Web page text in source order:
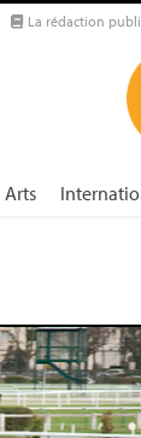
La rédaction
Arts